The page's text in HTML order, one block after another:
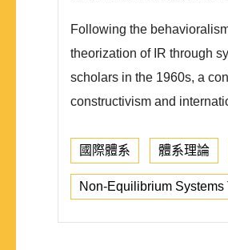
Following the
theorization of IR through
scholars in the 1960s, a
constructivism and
國際體系 體系理論
Non-Equilibrium Systems